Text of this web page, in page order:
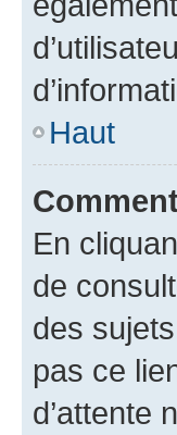
Haut
En
de
des
pas ce
d’attente